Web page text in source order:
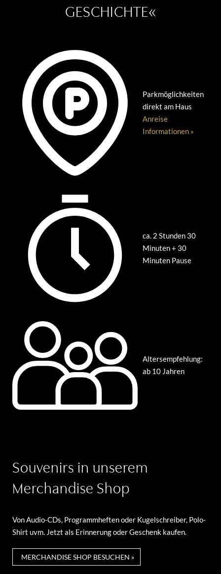
GESCHICHTE«
Parkmöglichkeiten
direkt am Haus
Anreise
Informationen »
ca. 2 Stunden 30
Minuten + 30
Minuten Pause
Altersempfehlung:
ab 10 Jahren
Souvenirs in unserem
Merchandise Shop
Von Audio-CDs, Programmheften oder Kugelschreiber, Polo-
Shirt uvm. Jetzt als Erinnerung oder Geschenk kaufen.
MERCHANDISE SHOP BESUCHEN »